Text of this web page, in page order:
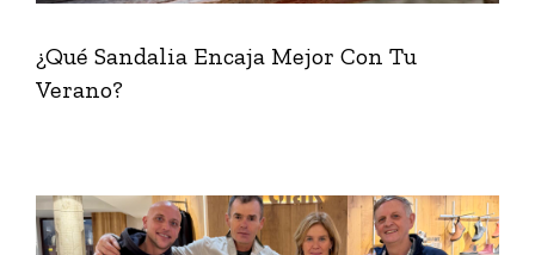
¿Qué Sandalia Encaja Mejor Con Tu
Verano?